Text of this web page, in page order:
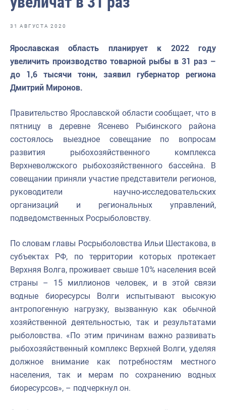
Отраслевые СМИ
Выставки и конференции
Научно-практическая литература
Рыбоохрана России
Отрасль в цифрах
Большая африканская экспедиция
Укрепление духовно-нравственных ценностей
31 АВГУСТА 2020
Ярославская область планирует к 2022 году
увеличить производство товарной рыбы в 31 раз –
до 1,6 тысячи тонн, заявил губернатор региона
Дмитрий Миронов.
Правительство Ярославской области сообщает, что в
пятницу в деревне Ясенево Рыбинского района
состоялось выездное совещание по вопросам
развития рыбохозяйственного комплекса
Верхневолжского рыбохозяйственного бассейна. В
совещании приняли участие представители регионов,
руководители научно-исследовательских
организаций и региональных управлений,
подведомственных Росрыболовству.
По словам главы Росрыболовства Ильи Шестакова, в
субъектах РФ, по территории которых протекает
Верхняя Волга, проживает свыше 10% населения всей
страны – 15 миллионов человек, и в этой связи
водные биоресурсы Волги испытывают высокую
антропогенную нагрузку, вызванную как обычной
хозяйственной деятельностью, так и результатами
рыболовства. «По этим причинам важно развивать
рыбохозяйственный комплекс Верхней Волги, уделяя
должное внимание как потребностям местного
населения, так и мерам по сохранению водных
биоресурсов», – подчеркнул он.